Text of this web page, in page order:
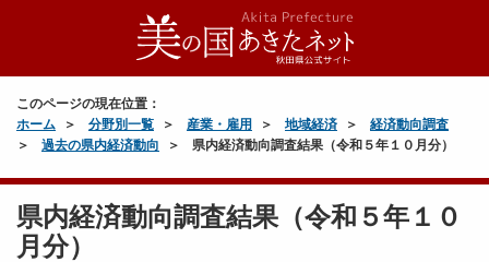
このページの現在位置：
ホーム
分野別一覧 産業・雇用 地域経済
経済動向調査
過去の県内経済動向
県内経済動向調査結果（令和５年１０月分）
県内経済動向調査結果（令和５年１０
月分）